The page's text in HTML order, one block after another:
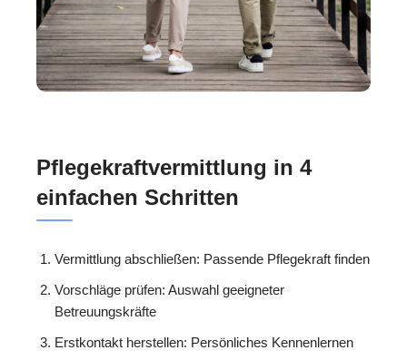
Pflegekraftvermittlung in 4
einfachen Schritten
Vermittlung abschließen: Passende Pflegekraft finden
Vorschläge prüfen: Auswahl geeigneter
Betreuungskräfte
Erstkontakt herstellen: Persönliches Kennenlernen